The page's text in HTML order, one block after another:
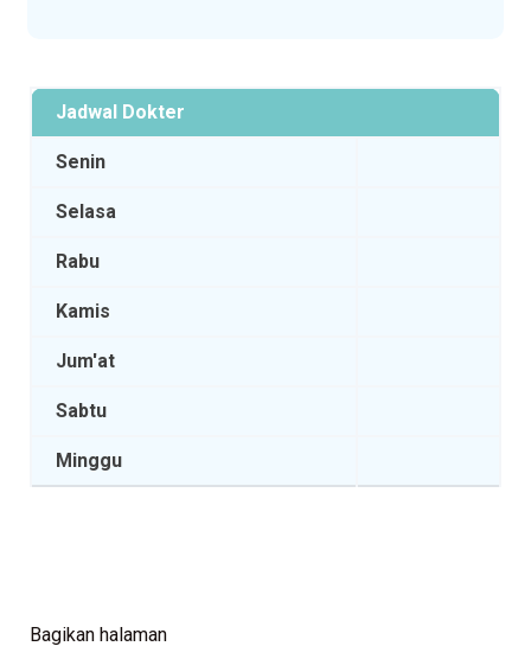
Jadwal Dokter
Senin
Selasa
Rabu
Kamis
Jum'at
Sabtu
Minggu
Bagikan halaman